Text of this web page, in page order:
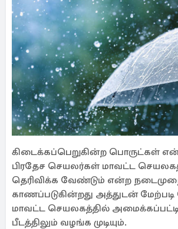
கிடைக்கப்பெறுகின்ற பொருட்கள்
பிரதேச செயலர்கள் மாவட்ட
தெரிவிக்க வேண்டும் என்ற
காணப்படுகின்றது அத்துடன்
மாவட்ட செயலகத்தில்
பீடத்திலும் வழங்க முடியும்.